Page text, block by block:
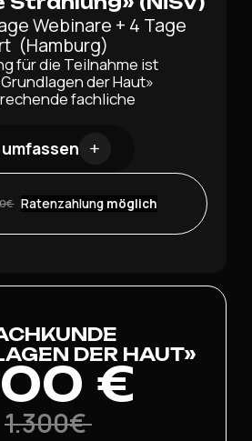
Webinare + 4 Tage
(Hamburg)
für die Teilnahme ist
der Haut»
fachliche
Ratenzahlung möglich
DER HAUT»
€
1.300€